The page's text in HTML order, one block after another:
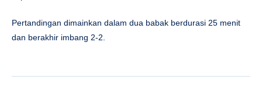
Pertandingan dimainkan dalam dua babak berdurasi 25 menit
dan berakhir imbang 2-2.